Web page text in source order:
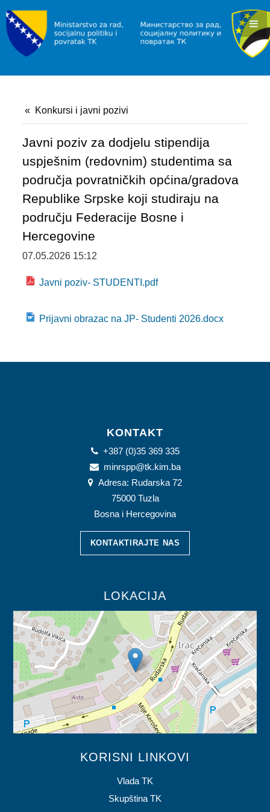
Konkursi i javni pozivi
Javni poziv za dodjelu stipendija
uspješnim (redovnim) studentima sa
područja povratničkih općina/gradova
Republike Srpske koji studiraju na
području Federacije Bosne i
Hercegovine
07.05.2026 15:12
Javni poziv- STUDENTI.pdf
Prijavni obrazac na JP- Studenti 2026.docx
KONTAKT
+387 (0)35 369 335
minrspp@tk.kim.ba
Adresa: Rudarska 72
75000 Tuzla
Bosna i Hercegovina
KONTAKTIRAJTE NAS
LOKACIJA
KORISNI LINKOVI
Vlada TK
Skupština TK
OBAVJEŠTENJA I REZULTATI
RAD I ZAPOŠLJAVANJE
SLUŽBA ZA ZAPOŠLJAVANJE
POVRATAK
INFORMACIJE/PROGRAMI
JAVNI POZIVI
SOCIJALNA ZAŠTITA
INFORMACIJE
DOKUMENTI